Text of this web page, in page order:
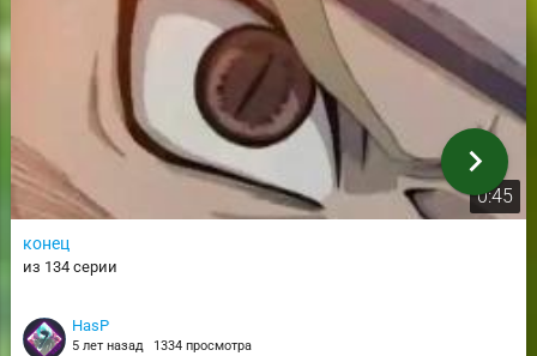
0:45
конец
из 134 серии
HasP
5 лет назад 1334 просмотра
chevron_right